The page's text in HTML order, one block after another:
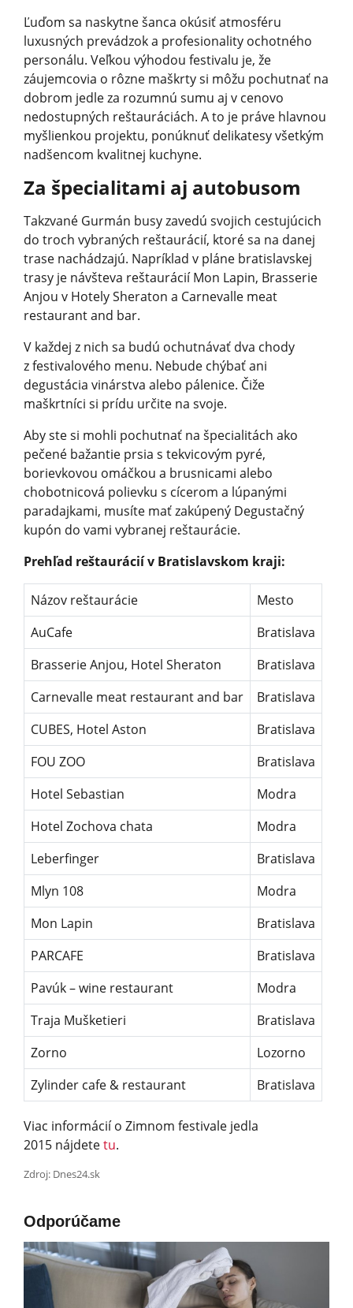
Ľuďom sa naskytne šanca okúsiť atmosféru
luxusných prevádzok a profesionality ochotného
personálu. Veľkou výhodou festivalu je, že
záujemcovia o rôzne maškrty si môžu pochutnať na
dobrom jedle za rozumnú sumu aj v cenovo
nedostupných reštauráciách. A to je práve hlavnou
myšlienkou projektu, ponúknuť delikatesy všetkým
nadšencom kvalitnej kuchyne.
Za špecialitami aj autobusom
Takzvané Gurmán busy zavedú svojich cestujúcich
do troch vybraných reštaurácií, ktoré sa na danej
trase nachádzajú. Napríklad v pláne bratislavskej
trasy je návšteva reštaurácií Mon Lapin, Brasserie
Anjou v Hotely Sheraton a Carnevalle meat
restaurant and bar.
V každej z nich sa budú ochutnávať dva chody
z festivalového menu. Nebude chýbať ani
degustácia vinárstva alebo pálenice. Čiže
maškrtníci si prídu určite na svoje.
Aby ste si mohli pochutnať na špecialitách ako
pečené bažantie prsia s tekvicovým pyré,
borievkovou omáčkou a brusnicami alebo
chobotnicová polievku s cícerom a lúpanými
paradajkami, musíte mať zakúpený Degustačný
kupón do vami vybranej reštaurácie.
Prehľad reštaurácií v Bratislavskom kraji:
Názov reštaurácie
Mesto
AuCafe
Bratislava
Brasserie Anjou, Hotel Sheraton
Bratislava
Carnevalle meat restaurant and bar
Bratislava
CUBES, Hotel Aston
Bratislava
FOU ZOO
Bratislava
Hotel Sebastian
Modra
Hotel Zochova chata
Modra
Leberfinger
Bratislava
Mlyn 108
Modra
Mon Lapin
Bratislava
PARCAFE
Bratislava
Pavúk – wine restaurant
Modra
Traja Mušketieri
Bratislava
Zorno
Lozorno
Zylinder cafe & restaurant
Bratislava
Viac informácií o Zimnom festivale jedla
2015 nájdetetu.
Zdroj: Dnes24.sk
Odporúčame